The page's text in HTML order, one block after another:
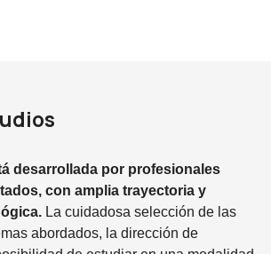
desarrollada por profesionales
con amplia trayectoria y
La cuidadosa selección de las
abordados, la dirección de